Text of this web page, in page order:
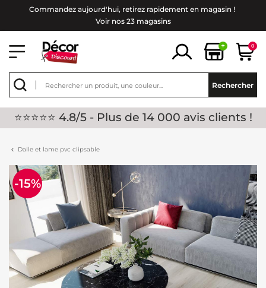
Commandez aujourd'hui, retirez rapidement en magasin !
Voir nos 23 magasins
+ 0
Rechercher
⭐⭐⭐⭐⭐ 4.8/5 - Plus de 14 000 avis clients !
Dalle et lame pvc clipsable
-15%